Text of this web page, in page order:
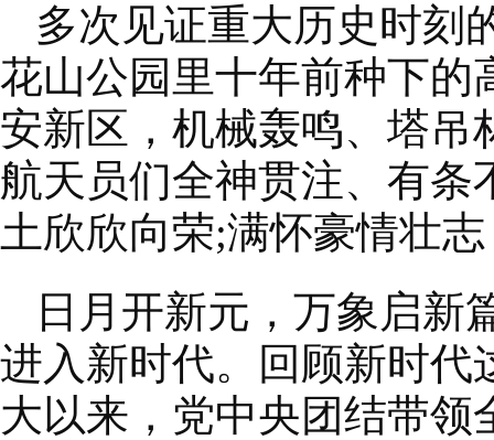
多次见证重大历史时刻
花山公园里十年前种下的
安新区，机械轰鸣、塔吊
航天员们全神贯注、有
土欣欣向荣;满怀豪情壮
日月开新元，万象启新
进入新时代。回顾新时代
大以来，党中央团结带